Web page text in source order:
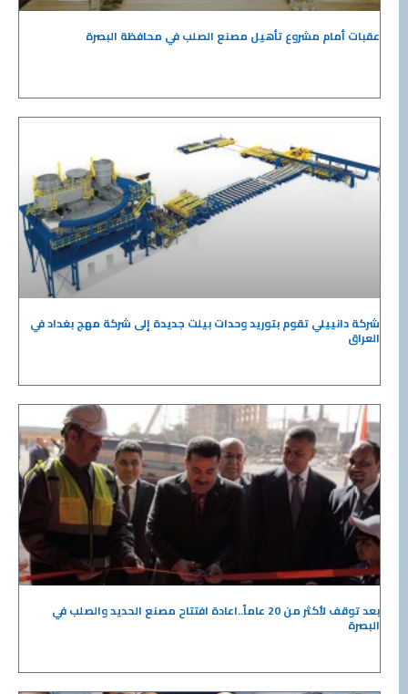
عقبات أمام مشروع تأهيل مصنع الصلب في محافظة البصرة
شركة دانييلي تقوم بتوريد وحدات بيلت جديدة إلى شركة مهج بغداد في
العراق
بعد توقف لأكثر من 20 عاماً..اعادة افتتاح مصنع الحديد والصلب في
البصرة